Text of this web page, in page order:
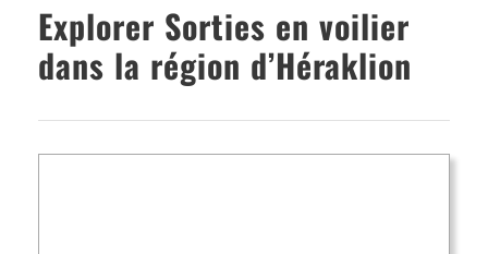
Explorer Sorties en voilier
dans la région d’Héraklion